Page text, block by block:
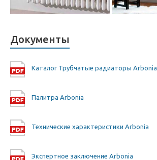
Документы
Каталог Трубчатые радиаторы Arbonia
Палитра Arbonia
Технические характеристики Arbonia
Экспертное заключение Arbonia